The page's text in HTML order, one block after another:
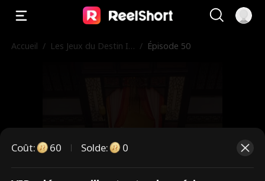
Accueil / Les Jeux du Destin In
/ Épisode 50
Coût: 60 Solde: 0